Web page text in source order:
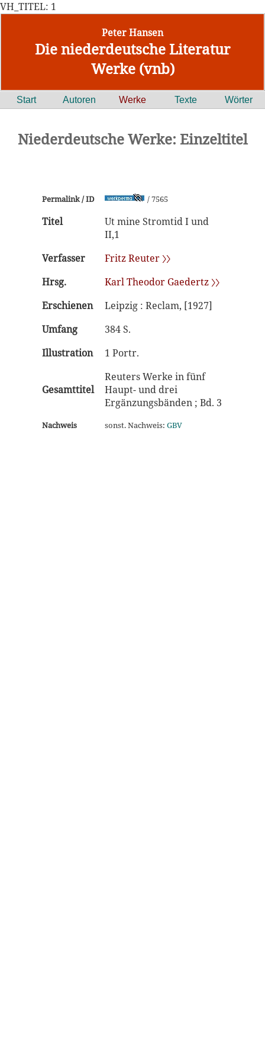
VH_TITEL: 1
Peter Hansen
Die niederdeutsche Literatur
Werke (vnb)
Start Autoren Werke Texte Wörter
Niederdeutsche Werke: Einzeltitel
Permalink / ID / 7565
Titel
Ut mine Stromtid I und
II,1
Verfasser
Fritz Reuter 〉〉
Hrsg.
Karl Theodor Gaedertz 〉〉
Erschienen
Leipzig : Reclam, [1927]
Umfang
384 S.
Illustration
1 Portr.
Gesamttitel
Reuters Werke in fünf
Haupt- und drei
Ergänzungsbänden ; Bd. 3
Nachweis sonst. Nachweis: GBV